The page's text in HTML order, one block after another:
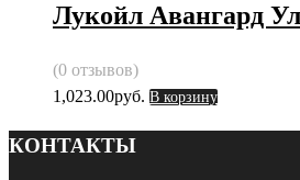
Лукойл Авангард
(0 отзывов)
1,023.00руб. В корзину
КОНТАКТЫ